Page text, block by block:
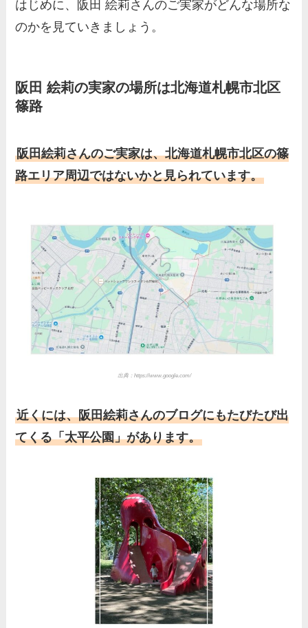
三浦璃来の実家はお金持ち！
羽鳥慎一アナの両親（父・
片岡凜の母親が美人！家族構
成や父・片岡達也、兄弟につ
業や経歴を調査！兄弟や実家
の家族もまとめ！
伊藤海彦の兄弟は弟の夏彦！
実家の両親など家族情報も全
部まとめた！
はじめに、阪田 絵莉さんのご実家がどんな場所な
のかを見ていきましょう。
阪田 絵莉の実家の場所は北海道札幌市北区
篠路
阪田絵莉さんのご実家は、北海道札幌市北区の篠
路エリア周辺ではないかと見られています。
出典：https://www.google.com/
近くには、阪田絵莉さんのブログにもたびたび出
てくる「太平公園」があります。